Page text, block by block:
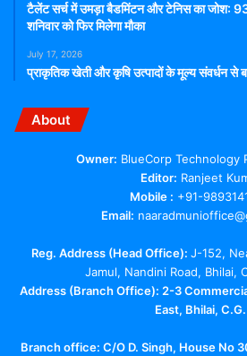
टैलेंट सर्च में उमड़ा बैडमिंटन और टेनिस का जोश:
शनिवार को फिर मिलेगा मौका
July 17, 2026
प्राकृतिक खेती और कृषि उत्पादों के मूल्य संवर्धन से
About
Owner: BlueCorp Technology
Editor: Ranjeet
Mobile : +91-
Email:
Reg. Address (Head Office): J-152,
Jamul, Nandini Road, Bhilai,
Address (Branch Office): 2-3
East, Bhilai, C.G.
Branch office: C/O D. Singh, House No